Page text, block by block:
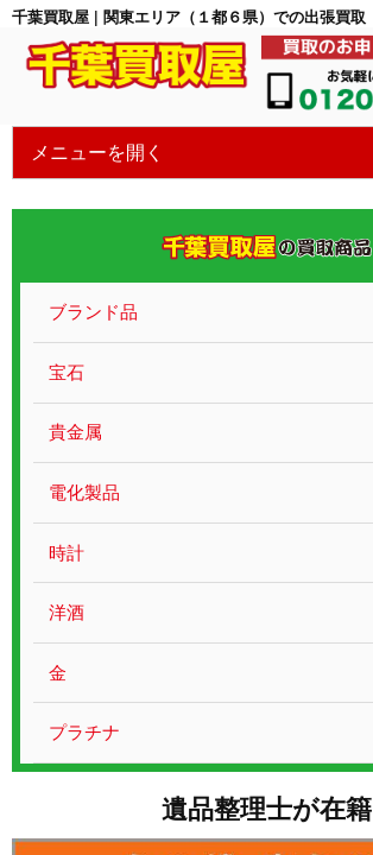
千葉買取屋 | 関東エリア（１都６県）での出張買取
メニューを開く
買取の流れ
買取ブログ
貴金属ブランド
遺品整理
お問い合わせ
ブランド品
宝石
貴金属
電化製品
時計
洋酒
金
プラチナ
遺品整理士が在籍